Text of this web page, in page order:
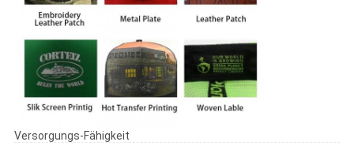
Versorgungs-Fähigkeit